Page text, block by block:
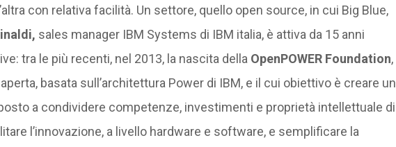
con relativa facilità. Un settore, quello open source, in cui Big Blue,
sales manager IBM Systems di IBM italia, è attiva da 15 anni
tra le più recenti, nel 2013, la nascita della OpenPOWER Foundation,
basata sull’architettura Power di IBM, e il cui obiettivo è creare un
a condividere competenze, investimenti e proprietà intellettuale di
l’innovazione, a livello hardware e software, e semplificare la